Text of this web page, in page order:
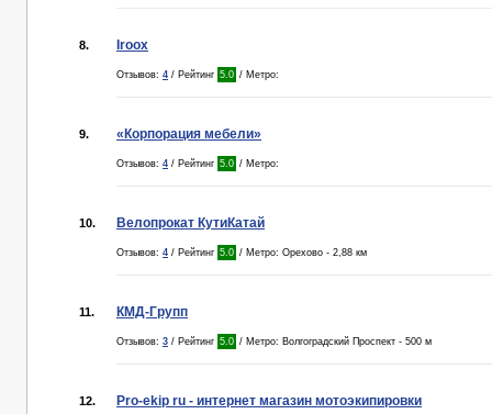
8. Iroox
Отзывов: 4 / Рейтинг 5.0 / Метро:
9. «Корпорация мебели»
Отзывов: 4 / Рейтинг 5.0 / Метро:
10. Велопрокат КутиКатай
Отзывов: 4 / Рейтинг 5.0 / Метро: Орехово - 2,88 км
11. КМД-Групп
Отзывов: 3 / Рейтинг 5.0 / Метро: Волгоградский Проспект - 500 м
12. Pro-ekip ru - интернет магазин мотоэкипировки